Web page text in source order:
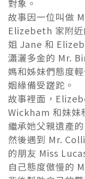
對象。
故事因一位叫做
Elizebeth 家附
姐 Jane 和
瀟灑多金的 Mr.
媽和姊妹們態度
姻緣備受蹉跎。
故事裡面，
Wickham 和妹妹
繼承她父親遺產
然後遇到 Mr.
的朋友 Miss
自己態度傲慢的